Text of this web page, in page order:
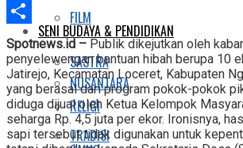
FILM
SASTRA
RELIGI
SENI BUDAYA & PENDIDIKAN
NUSANTARA
TRADISI
Telegram
Share
Spotnews.id – Publik dikejutkan oleh
penyelewengan bantuan hibah berupa 10
Jatirejo, Kecamatan Loceret, Kabupaten
yang berasal dari program pokok-pokok
diduga dijual oleh Ketua Kelompok
seharga Rp. 4,5 juta per ekor. Ironisnya,
sapi tersebut tidak digunakan untuk